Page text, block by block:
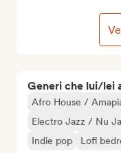
Generi che lui/lei
Afro House /
Electro Jazz / Nu
Indie pop
Lofi